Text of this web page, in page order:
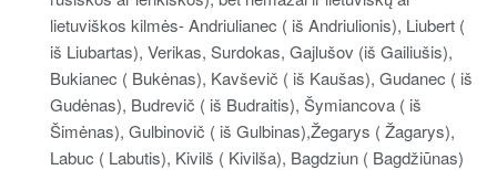
lietuviškos kilmės- Andriulianec ( iš Andriulionis), Liubert (
iš Liubartas), Verikas, Surdokas, Gajlušov (iš Gailiušis),
Bukianec ( Bukėnas), Kavševič ( iš Kaušas), Gudanec ( iš
Gudėnas), Budrevič ( iš Budraitis), Šymiancova ( iš
Šimėnas), Gulbinovič ( iš Gulbinas),Žegarys ( Žagarys),
Labuc ( Labutis), Kivilš ( Kivilša), Bagdziun ( Bagdžiūnas)